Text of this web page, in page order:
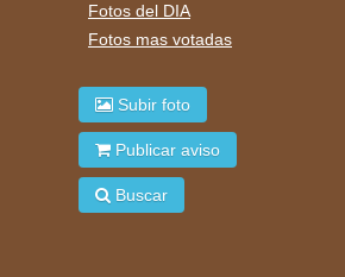
Fotos del DIA
Fotos mas votadas
Subir foto
Publicar aviso
Buscar